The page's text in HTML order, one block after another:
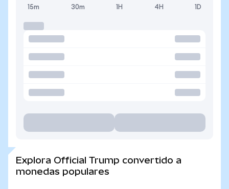
15m 30m 1H 4H 1D
Explora Official Trump convertido a
monedas populares